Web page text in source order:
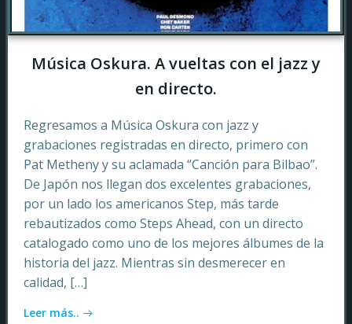
Música Oskura. A vueltas con el jazz y
en directo.
Regresamos a Música Oskura con jazz y
grabaciones registradas en directo, primero con
Pat Metheny y su aclamada “Canción para Bilbao”.
De Japón nos llegan dos excelentes grabaciones,
por un lado los americanos Step, más tarde
rebautizados como Steps Ahead, con un directo
catalogado como uno de los mejores álbumes de la
historia del jazz. Mientras sin desmerecer en
calidad, […]
Leer más..